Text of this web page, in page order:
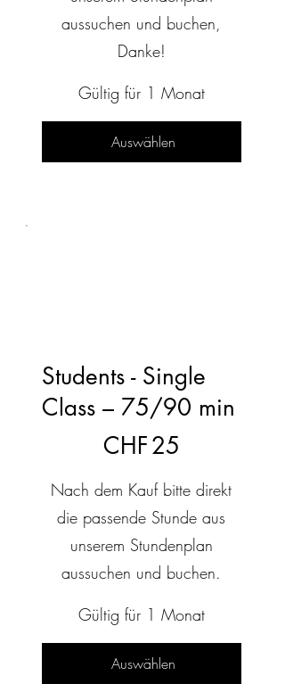
aussuchen und buchen,
Danke!
Gültig für 1 Monat
Auswählen
Students - Single
Class – 75/90 min
CHF25
Nach dem Kauf bitte direkt
die passende Stunde aus
unserem Stundenplan
aussuchen und buchen.
Gültig für 1 Monat
Auswählen